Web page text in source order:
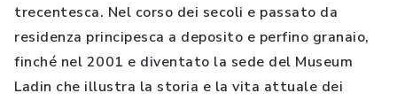
trecentesca. Nel corso dei secoli e passato da
residenza principesca a deposito e perfino granaio,
finché nel 2001 e diventato la sede del Museum
Ladin che illustra la storia e la vita attuale dei